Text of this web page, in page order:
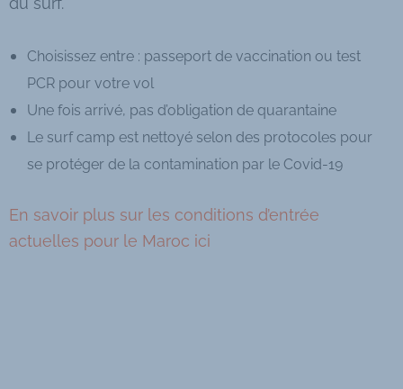
Choisissez entre : passeport de vaccination ou test
PCR pour votre vol
Une fois arrivé, pas d’obligation de quarantaine
Le surf camp est nettoyé selon des protocoles pour
se protéger de la contamination par le Covid-19
En savoir plus sur les conditions d’entrée
actuelles pour le Maroc ici